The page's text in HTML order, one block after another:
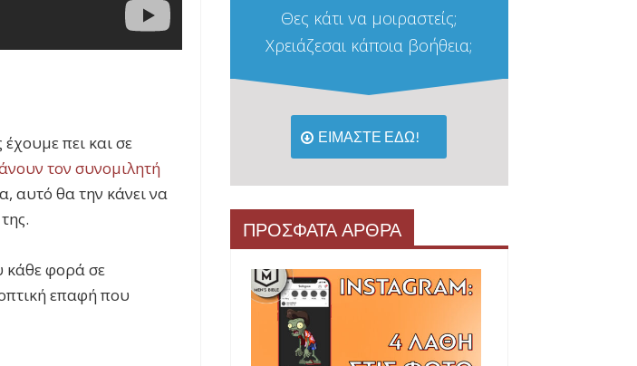
πει και σε
τον συνομιλητή
αυτό θα την κάνει να
κάθε φορά σε
επαφή που
Θες κάτι να μοιραστείς;
Χρειάζεσαι κάποια βοήθεια;
ΕΙΜΑΣΤΕ ΕΔΩ!
ΠΡΟΣΦΑΤΑ ΑΡΘΡΑ